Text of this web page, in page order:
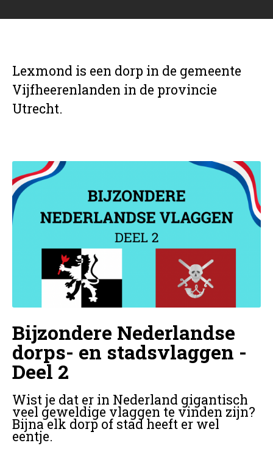
Lexmond is een dorp in de gemeente
Vijfheerenlanden in de provincie
Utrecht.
Bijzondere Nederlandse
dorps- en stadsvlaggen -
Deel 2
Wist je dat er in Nederland gigantisch
veel geweldige vlaggen te vinden zijn?
Bijna elk dorp of stad heeft er wel
eentje.